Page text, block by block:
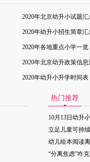
2020年北京幼升小试题汇
2020年幼升小招生简章汇
2020年各地重点小学一览
2020年北京幼升政策信息
2020年幼升小升学时间表
热门推荐
10月13日幼升
立足儿童可持
幼儿绘本阅读
“分离焦虑”咋